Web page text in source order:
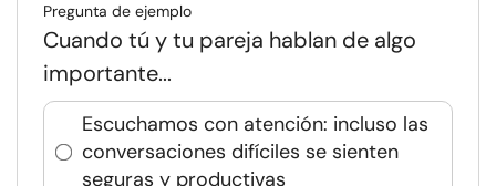
Pregunta de ejemplo
Cuando tú y tu pareja hablan de algo
importante...
Escuchamos con atención: incluso las
conversaciones difíciles se sienten
seguras y productivas